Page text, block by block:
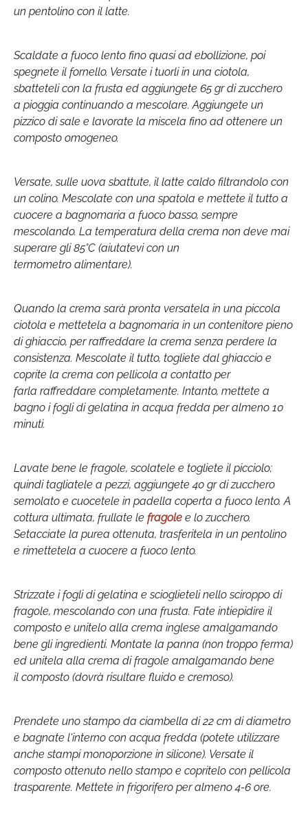
un pentolino con il latte.
Scaldate a fuoco lento fino quasi ad ebollizione, poi
spegnete il fornello. Versate i tuorli in una ciotola,
sbatteteli con la frusta ed aggiungete 65 gr di zucchero
a pioggia continuando a mescolare. Aggiungete un
pizzico di sale e lavorate la miscela fino ad ottenere un
composto omogeneo.
Versate, sulle uova sbattute, il latte caldo filtrandolo con
un colino. Mescolate con una spatola e mettete il tutto a
cuocere a bagnomaria a fuoco basso, sempre
mescolando. La temperatura della crema non deve mai
superare gli 85°C (aiutatevi con un
termometro alimentare).
Quando la crema sarà pronta versatela in una piccola
ciotola e mettetela a bagnomaria in un contenitore pieno
di ghiaccio, per raffreddare la crema senza perdere la
consistenza. Mescolate il tutto, togliete dal ghiaccio e
coprite la crema con pellicola a contatto per
farla raffreddare completamente. Intanto, mettete a
bagno i fogli di gelatina in acqua fredda per almeno 10
minuti.
Lavate bene le fragole, scolatele e togliete il picciolo;
quindi tagliatele a pezzi, aggiungete 40 gr di zucchero
semolato e cuocetele in padella coperta a fuoco lento. A
cottura ultimata, frullate le fragole e lo zucchero.
Setacciate la purea ottenuta, trasferitela in un pentolino
e rimettetela a cuocere a fuoco lento.
Strizzate i fogli di gelatina e scioglieteli nello sciroppo di
fragole, mescolando con una frusta. Fate intiepidire il
composto e unitelo alla crema inglese amalgamando
bene gli ingredienti. Montate la panna (non troppo ferma)
ed unitela alla crema di fragole amalgamando bene
il composto (dovrà risultare fluido e cremoso).
Prendete uno stampo da ciambella di 22 cm di diametro
e bagnate l'interno con acqua fredda (potete utilizzare
anche stampi monoporzione in silicone). Versate il
composto ottenuto nello stampo e copritelo con pellicola
trasparente. Mettete in frigorifero per almeno 4-6 ore.